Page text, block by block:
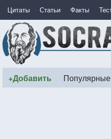
Цитаты Статьи Факты
+Добавить Популярные